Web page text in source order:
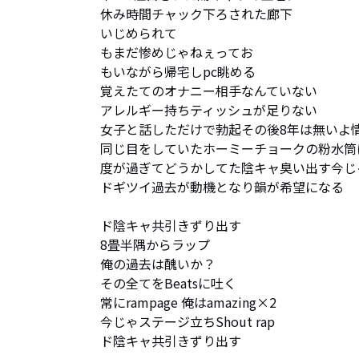
休み時間チャック下ろされた廊下
いじめられて
もまだ惨めじゃねぇってお
もいながら帰宅しpc眺める
覚えたてのオナニー相手なんていない
アレルギー持ちティッシュが足りない
女子と話しただけで勃起その後8年は無いよ
同じ目をしていたホーミーチョークの粉水
度が過ぎてどうかしてた陰キャ臭い出す今じ
ドギツイ過去が動機となり韻が希望になる
ド陰キャ共引きずり出す
8畳半隅からラップ
俺の過去は醜いか？
その全てをBeatsに吐く
常にrampage 俺はamazing×2
今じゃステージ立ちShout rap
ド陰キャ共引きずり出す